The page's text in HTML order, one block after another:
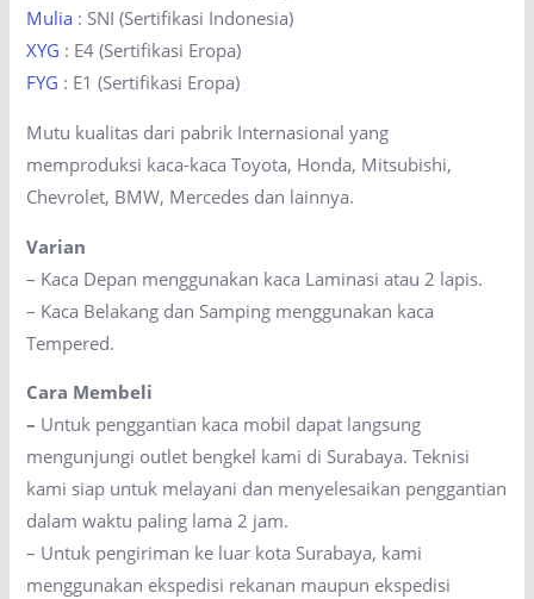
Mulia : SNI (Sertifikasi Indonesia)
XYG : E4 (Sertifikasi Eropa)
FYG : E1 (Sertifikasi Eropa)
Mutu kualitas dari pabrik Internasional yang
memproduksi kaca-kaca Toyota, Honda, Mitsubishi,
Chevrolet, BMW, Mercedes dan lainnya.
Varian
– Kaca Depan menggunakan kaca Laminasi atau 2 lapis.
– Kaca Belakang dan Samping menggunakan kaca
Tempered.
Cara Membeli
– Untuk penggantian kaca mobil dapat langsung
mengunjungi outlet bengkel kami di Surabaya. Teknisi
kami siap untuk melayani dan menyelesaikan penggantian
dalam waktu paling lama 2 jam.
– Untuk pengiriman ke luar kota Surabaya, kami
menggunakan ekspedisi rekanan maupun ekspedisi